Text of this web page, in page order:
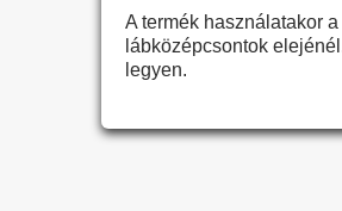
A termék használatakor
lábközépcsontok
legyen.